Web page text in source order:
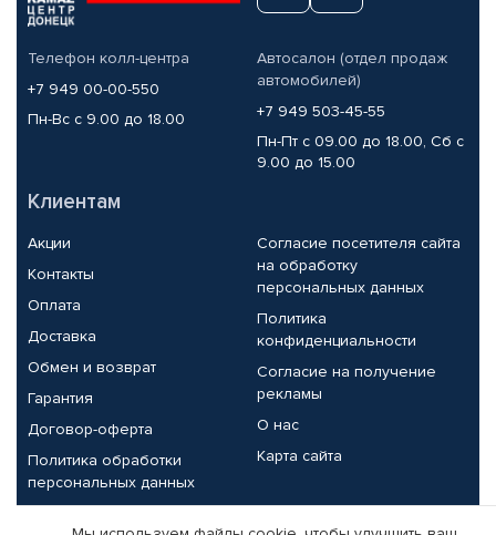
Телефон колл-центра
+7 949 00-00-550
Пн-Вс с 9.00 до 18.00
Автосалон (отдел продаж
автомобилей)
+7 949 503-45-55
Пн-Пт с 09.00 до 18.00, Сб с
9.00 до 15.00
Клиентам
Акции
Контакты
Оплата
Доставка
Обмен и возврат
Гарантия
Договор-оферта
Политика обработки
персональных данных
Согласие посетителя сайта
на обработку
персональных данных
Политика
конфиденциальности
Согласие на получение
рекламы
О нас
Карта сайта